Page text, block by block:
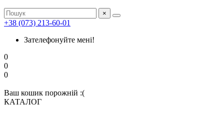
×
+38 (073) 213-60-01
Зателефонуйте мені!
0
0
0
Ваш кошик порожній :(
КАТАЛОГ